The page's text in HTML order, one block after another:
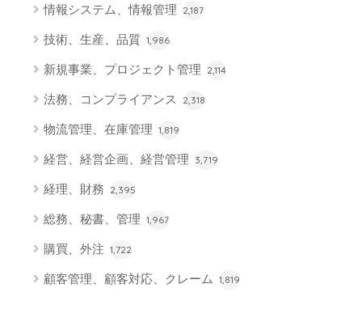
情報システム、情報管理 2,187
技術、生産、品質 1,986
新規事業、プロジェクト管理 2,114
法務、コンプライアンス 2,318
物流管理、在庫管理 1,819
経営、経営企画、経営管理 3,719
経理、財務 2,395
総務、秘書、管理 1,967
購買、外注 1,722
顧客管理、顧客対応、クレーム 1,819